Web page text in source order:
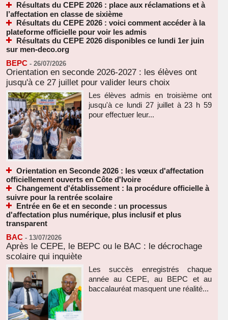
Résultats du CEPE 2026 : place aux réclamations et à
l’affectation en classe de sixième
Résultats du CEPE 2026 : voici comment accéder à la
plateforme officielle pour voir les admis
Résultats du CEPE 2026 disponibles ce lundi 1er juin
sur men-deco.org
BEPC - 26/07/2026
Orientation en seconde 2026-2027 : les élèves ont
jusqu'à ce 27 juillet pour valider leurs choix
Les élèves admis en troisième ont
jusqu'à ce lundi 27 juillet à 23 h 59
pour effectuer leur...
Orientation en Seconde 2026 : les vœux d'affectation
officiellement ouverts en Côte d'Ivoire
Changement d'établissement : la procédure officielle à
suivre pour la rentrée scolaire
Entrée en 6e et en seconde : un processus
d'affectation plus numérique, plus inclusif et plus
transparent
BAC - 13/07/2026
Après le CEPE, le BEPC ou le BAC : le décrochage
scolaire qui inquiète
Les succès enregistrés chaque
année au CEPE, au BEPC et au
baccalauréat masquent une réalité...